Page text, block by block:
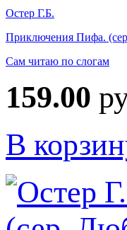
Остер Г.Б.
Приключения Пифа.
Сам читаю по слогам
159.00
В